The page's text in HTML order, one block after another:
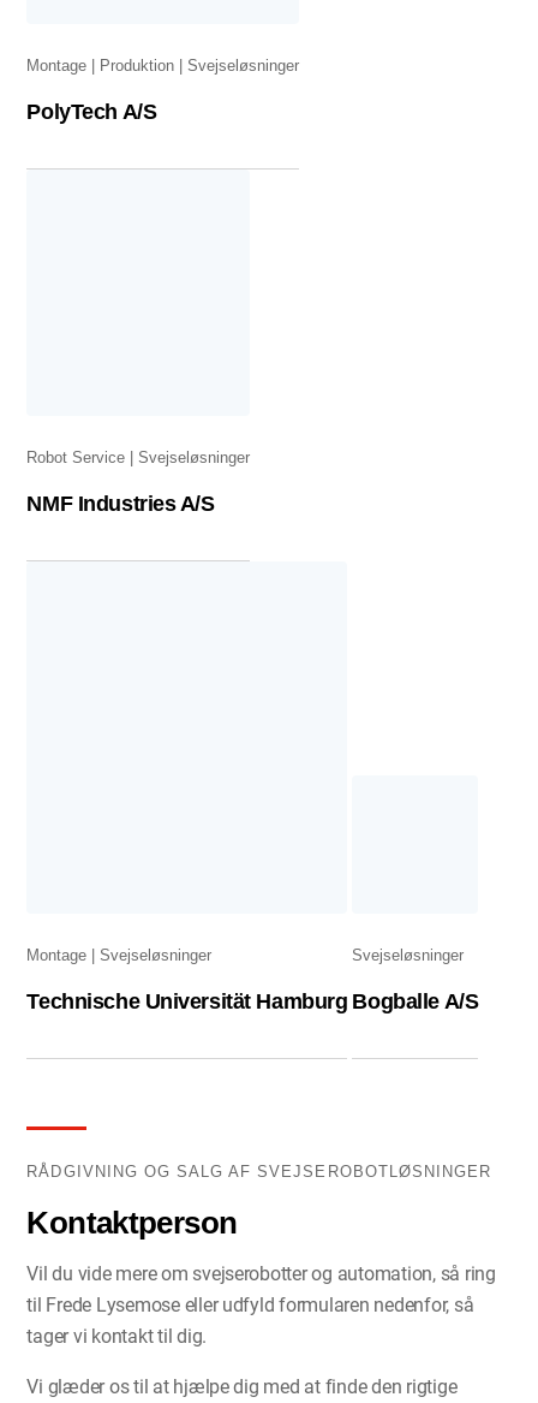
Montage Produktion Svejseløsninger
PolyTech A/S
Robot Service Svejseløsninger
NMF Industries A/S
Montage Svejseløsninger
Technische Universität Hamburg
Svejseløsninger
Bogballe A/S
RÅDGIVNING OG SALG AF SVEJSEROBOTLØSNINGER
Kontaktperson
Vil du vide mere om svejserobotter og automation, så ring
til Frede Lysemose eller udfyld formularen nedenfor, så
tager vi kontakt til dig.
Vi glæder os til at hjælpe dig med at finde den rigtige